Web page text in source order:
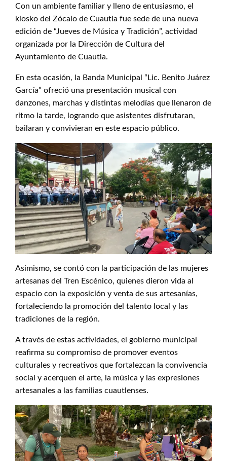
Con un ambiente familiar y lleno de entusiasmo, el
kiosko del Zócalo de Cuautla fue sede de una nueva
edición de “Jueves de Música y Tradición”, actividad
organizada por la Dirección de Cultura del
Ayuntamiento de Cuautla.
En esta ocasión, la Banda Municipal “Lic. Benito Juárez
García” ofreció una presentación musical con
danzones, marchas y distintas melodías que llenaron de
ritmo la tarde, logrando que asistentes disfrutaran,
bailaran y convivieran en este espacio público.
Asimismo, se contó con la participación de las mujeres
artesanas del Tren Escénico, quienes dieron vida al
espacio con la exposición y venta de sus artesanías,
fortaleciendo la promoción del talento local y las
tradiciones de la región.
A través de estas actividades, el gobierno municipal
reafirma su compromiso de promover eventos
culturales y recreativos que fortalezcan la convivencia
social y acerquen el arte, la música y las expresiones
artesanales a las familias cuautlenses.